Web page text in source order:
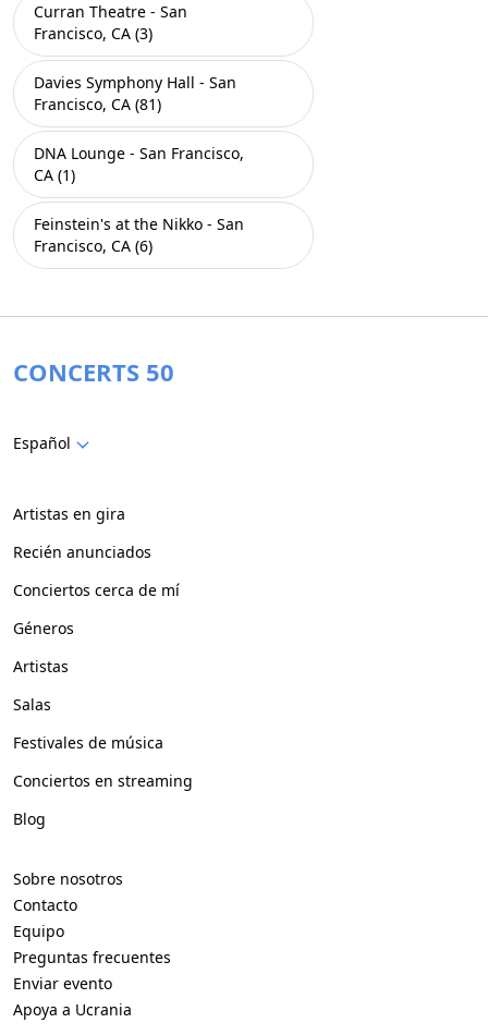
Curran Theatre - San
Francisco, CA (3)
Davies Symphony Hall - San
Francisco, CA (81)
DNA Lounge - San Francisco,
CA (1)
Feinstein's at the Nikko - San
Francisco, CA (6)
CONCERTS 50
Español
Artistas en gira
Recién anunciados
Conciertos cerca de mí
Géneros
Artistas
Salas
Festivales de música
Conciertos en streaming
Blog
Sobre nosotros
Contacto
Equipo
Preguntas frecuentes
Enviar evento
Apoya a Ucrania